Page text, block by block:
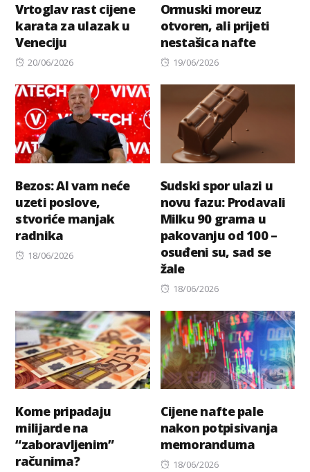
Vrtoglav rast cijene
karata za ulazak u
Veneciju
Posted
20/06/2026
Ormuski moreuz
otvoren, ali prijeti
nestašica nafte
Posted
19/06/2026
Bezos: AI vam neće
uzeti poslove,
stvoriće manjak
radnika
Posted
18/06/2026
Sudski spor ulazi u
novu fazu: Prodavali
Milku 90 grama u
pakovanju od 100 –
osuđeni su, sad se
žale
Posted
18/06/2026
Kome pripadaju
milijarde na
“zaboravljenim”
računima?
Cijene nafte pale
nakon potpisivanja
memoranduma
Posted
18/06/2026